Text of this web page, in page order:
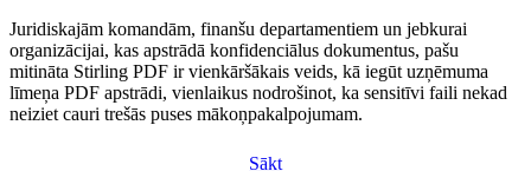
Juridiskajām komandām, finanšu departamentiem un jebkurai
organizācijai, kas apstrādā konfidenciālus dokumentus, pašu
mitināta Stirling PDF ir vienkāršākais veids, kā iegūt uzņēmuma
līmeņa PDF apstrādi, vienlaikus nodrošinot, ka sensitīvi faili nekad
neiziet cauri trešās puses mākoņpakalpojumam.
Sākt